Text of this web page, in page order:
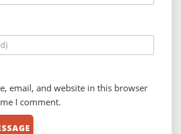
email, and website in this browser
I comment.